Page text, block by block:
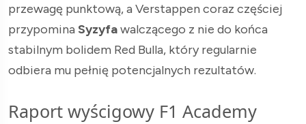
przewagę punktową, a Verstappen coraz częściej
przypomina Syzyfawalczącego z nie do końca
stabilnym bolidem Red Bulla, który regularnie
odbiera mu pełnię potencjalnych rezultatów.
Raport wyścigowy F1 Academy